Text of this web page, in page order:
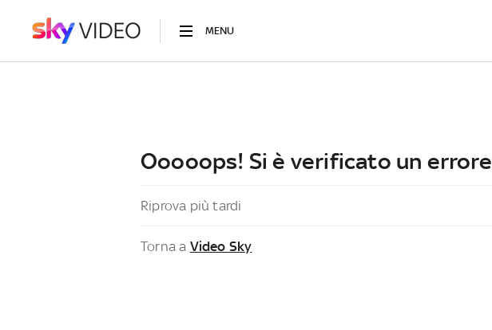
MENU
Ooooops! Si è verificato un errore
Riprova più tardi
Torna a Video Sky